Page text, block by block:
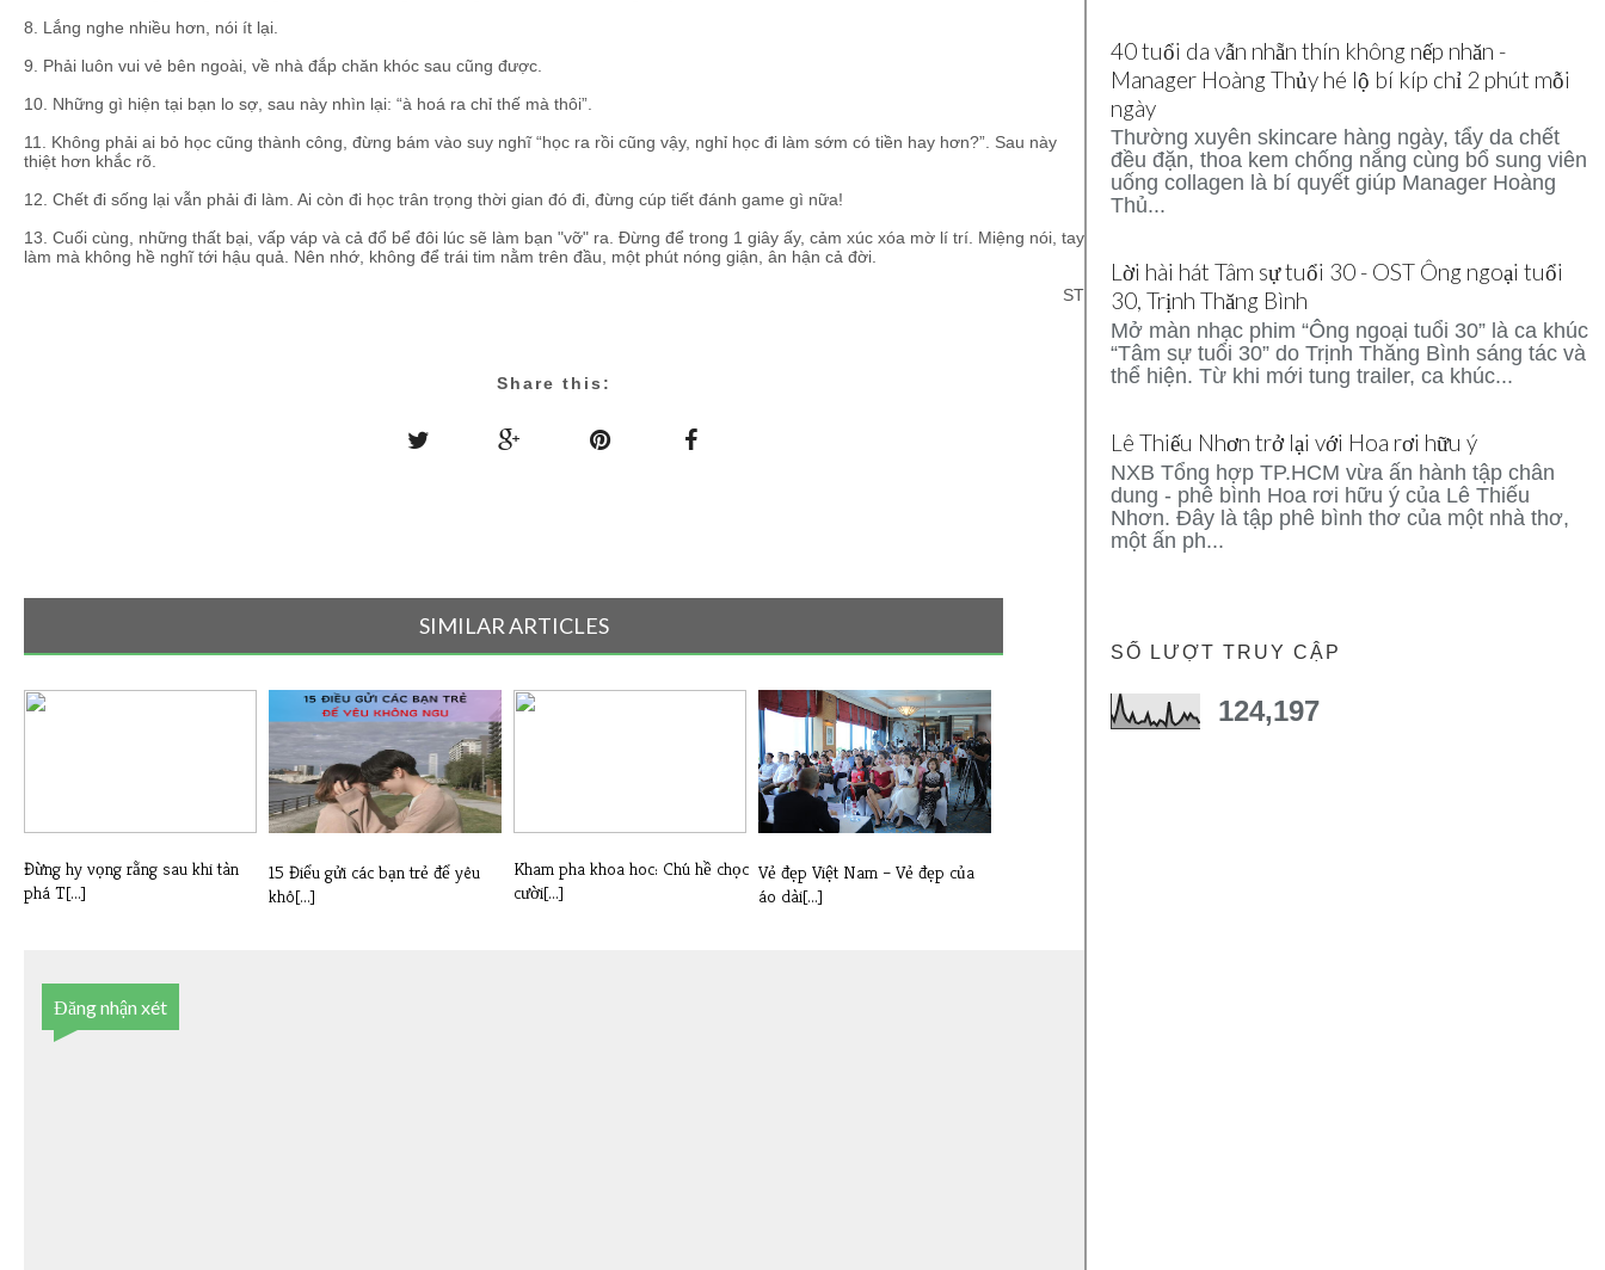
8. Lắng nghe nhiều hơn, nói ít lại.
9. Phải luôn vui vẻ bên ngoài, về nhà đắp chăn khóc sau cũng được.
10. Những gì hiện tại bạn lo sợ, sau này nhìn lại: “à hoá ra chỉ thế mà thôi”.
11. Không phải ai bỏ học cũng thành công, đừng bám vào suy nghĩ “học ra rồi cũng vậy, nghỉ học đi làm sớm có tiền hay hơn?”. Sau này
thiệt hơn khắc rõ.
12. Chết đi sống lại vẫn phải đi làm. Ai còn đi học trân trọng thời gian đó đi, đừng cúp tiết đánh game gì nữa!
13. Cuối cùng, những thất bại, vấp váp và cả đổ bể đôi lúc sẽ làm bạn "vỡ" ra. Đừng để trong 1 giây ấy, cảm xúc xóa mờ lí trí. Miệng nói, tay
làm mà không hề nghĩ tới hậu quả. Nên nhớ, không để trái tim nằm trên đầu, một phút nóng giận, ân hận cả đời.
ST
Share this:
SIMILAR ARTICLES
Đừng hy vọng rằng sau khi tàn
phá T[...]
15 Điểu gửi các bạn trẻ để yêu
khô[...]
Kham pha khoa hoc: Chú hề chọc
cười[...]
Vẻ đẹp Việt Nam – Vẻ đẹp của
áo dài[...]
Đăng nhận xét
40 tuổi da vẫn nhẵn thín không nếp nhăn -
Manager Hoàng Thủy hé lộ bí kíp chỉ 2 phút mỗi
ngày
Thường xuyên skincare hàng ngày, tẩy da chết
đều đặn, thoa kem chống nắng cùng bổ sung viên
uống collagen là bí quyết giúp Manager Hoàng
Thủ...
Lời hài hát Tâm sự tuổi 30 - OST Ông ngoại tuổi
30, Trịnh Thăng Bình
Mở màn nhạc phim “Ông ngoại tuổi 30” là ca khúc
“Tâm sự tuổi 30” do Trịnh Thăng Bình sáng tác và
thể hiện. Từ khi mới tung trailer, ca khúc...
Lê Thiếu Nhơn trở lại với Hoa rơi hữu ý
NXB Tổng hợp TP.HCM vừa ấn hành tập chân
dung - phê bình Hoa rơi hữu ý của Lê Thiếu
Nhơn. Đây là tập phê bình thơ của một nhà thơ,
một ấn ph...
SỐ LƯỢT TRUY CẬP
124,197